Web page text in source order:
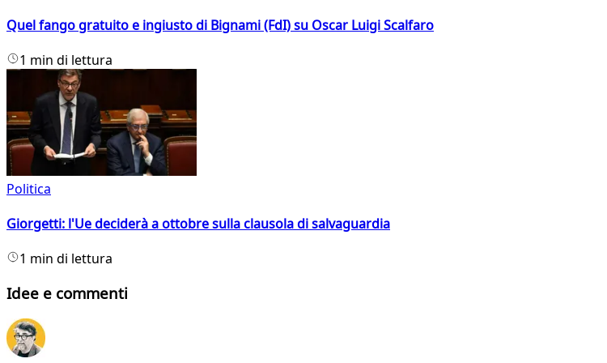
Quel fango gratuito e ingiusto di Bignami (FdI) su Oscar Luigi Scalfaro
1 min di lettura
Politica
Giorgetti: l'Ue deciderà a ottobre sulla clausola di salvaguardia
1 min di lettura
Idee e commenti